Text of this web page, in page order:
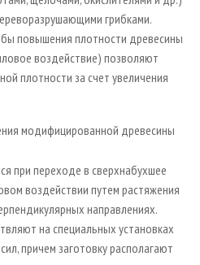
грибками.
повышения плотности древесины
воздействие) позволяют
плотности за счет увеличения
модифицированной древесины
при переходе в сверхнабухшее
воздействии путем растяжения
направлениях.
на специальных установках
причем заготовку располагают